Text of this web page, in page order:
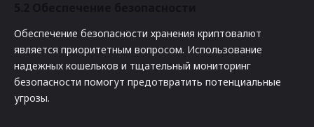
Обеспечение безопасности хранения криптовалют
является приоритетным вопросом. Использование
надежных кошельков и тщательный мониторинг
безопасности помогут предотвратить потенциальные
угрозы.